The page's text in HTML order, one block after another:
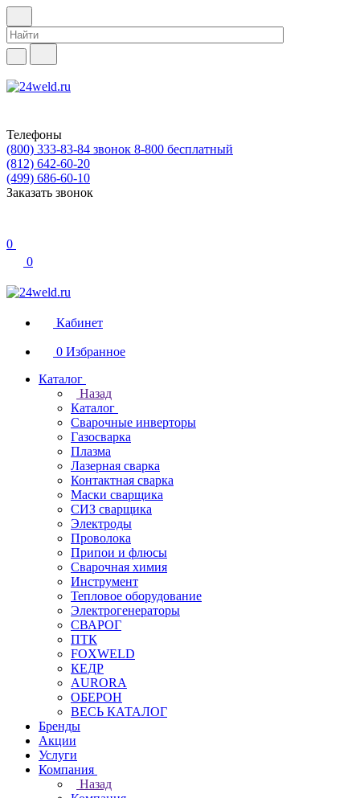
Телефоны
(800) 333-83-84 звонок 8-800 бесплатный
(812) 642-60-20
(499) 686-60-10
Заказать звонок
0
0
Кабинет
0 Избранное
Каталог
Назад
Каталог
Сварочные инверторы
Газосварка
Плазма
Лазерная сварка
Контактная сварка
Маски сварщика
СИЗ сварщика
Электроды
Проволока
Припои и флюсы
Сварочная химия
Инструмент
Тепловое оборудование
Электрогенераторы
СВАРОГ
ПТК
FOXWELD
КЕДР
AURORA
ОБЕРОН
ВЕСЬ КАТАЛОГ
Бренды
Акции
Услуги
Компания
Назад